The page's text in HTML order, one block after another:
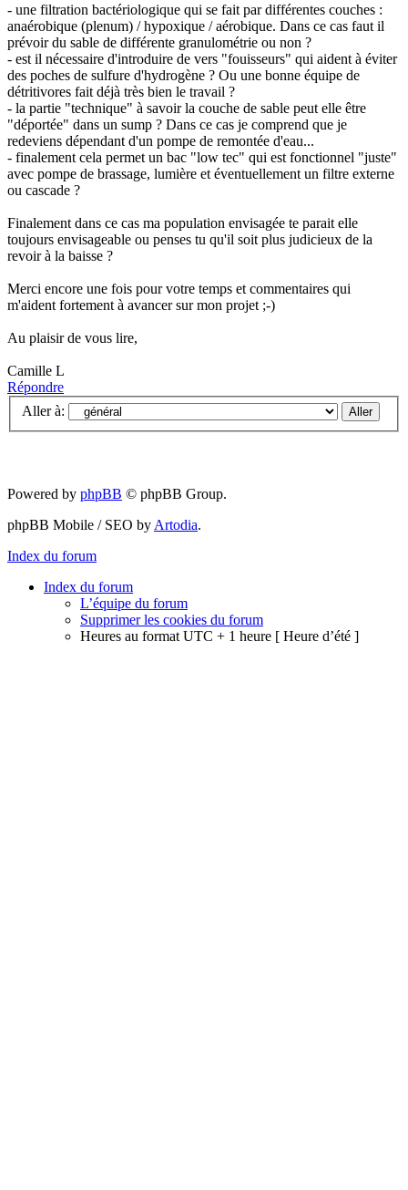
- une filtration bactériologique qui se fait par différentes couches :
anaérobique (plenum) / hypoxique / aérobique. Dans ce cas faut il
prévoir du sable de différente granulométrie ou non ?
- est il nécessaire d'introduire de vers "fouisseurs" qui aident à éviter
des poches de sulfure d'hydrogène ? Ou une bonne équipe de
détritivores fait déjà très bien le travail ?
- la partie "technique" à savoir la couche de sable peut elle être
"déportée" dans un sump ? Dans ce cas je comprend que je
redeviens dépendant d'un pompe de remontée d'eau...
- finalement cela permet un bac "low tec" qui est fonctionnel "juste"
avec pompe de brassage, lumière et éventuellement un filtre externe
ou cascade ?
Finalement dans ce cas ma population envisagée te parait elle
toujours envisageable ou penses tu qu'il soit plus judicieux de la
revoir à la baisse ?
Merci encore une fois pour votre temps et commentaires qui
m'aident fortement à avancer sur mon projet ;-)
Au plaisir de vous lire,
Camille L
Répondre
Aller à:
Powered by phpBB © phpBB Group.
phpBB Mobile / SEO by Artodia.
Index du forum
Index du forum
L’équipe du forum
Supprimer les cookies du forum
Heures au format UTC + 1 heure [ Heure d’été ]